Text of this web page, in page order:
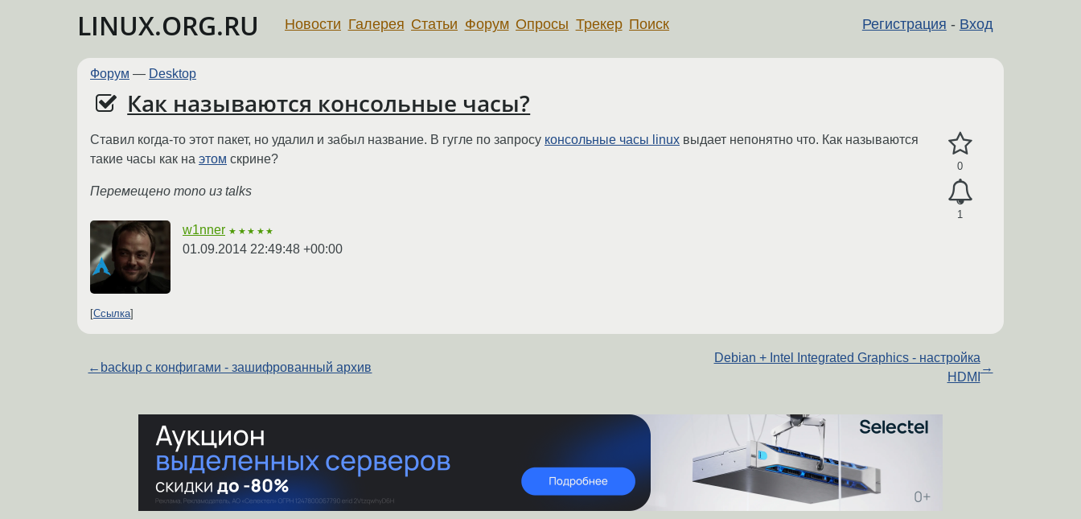
LINUX.ORG.RU Регистрация - Вход
Новости Галерея Статьи Форум Опросы Трекер Поиск
Форум — Desktop
Как называются консольные часы?
0
1
Ставил когда-то этот пакет, но удалил и забыл название. В гугле по запросу консольные часы linux выдает непонятно что. Как называются
такие часы как на этом скрине?
Перемещено mono из talks
w1nner ★★★★★
01.09.2014 22:49:48 +00:00
Ссылка
← backup с конфигами - зашифрованный архив
Debian + Intel Integrated Graphics - настройка
HDMI
→